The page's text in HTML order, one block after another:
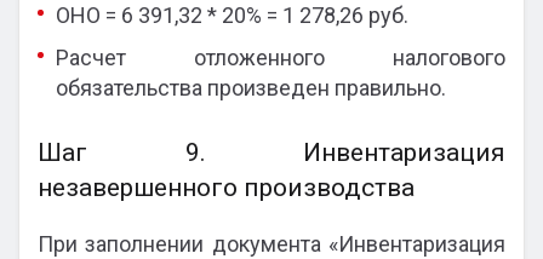
ОНО = 6 391,32 * 20% = 1 278,26 руб.
Расчет отложенного налогового
обязательства произведен правильно.
Шаг 9. Инвентаризация
незавершенного производства
При заполнении документа «Инвентаризация